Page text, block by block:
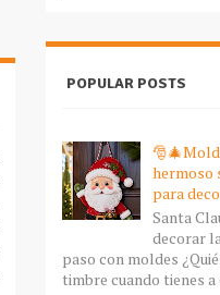
POPULAR POSTS
hermoso
para
Santa
decorar
paso con moldes
timbre cuando tienes